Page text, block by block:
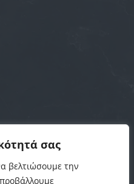
σας
βελτιώσουμε την